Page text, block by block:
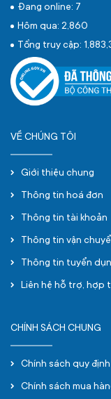
Đang online: 7
Hôm qua: 2,860
Tổng truy cập:
VỀ CHÚNG TÔI
Giới thiệu chung
Thông tin hoá đơn
Thông tin tài khoản
Thông tin vận
Thông tin tuyển
Liên hệ hỗ trợ, hợp
CHÍNH SÁCH CHUNG
Chính sách quy
Chính sách mua